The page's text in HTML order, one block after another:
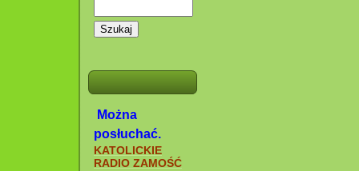
Szukaj
Można
posłuchać.
KATOLICKIE
RADIO ZAMOŚĆ